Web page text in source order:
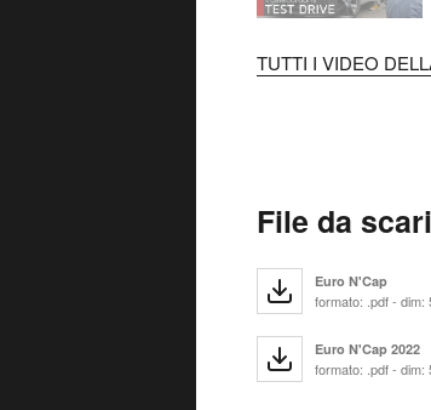
TUTTI I VIDEO
File da
Euro N'Cap
formato: .pdf - dim:
Euro N'Cap 2022
formato: .pdf - dim: